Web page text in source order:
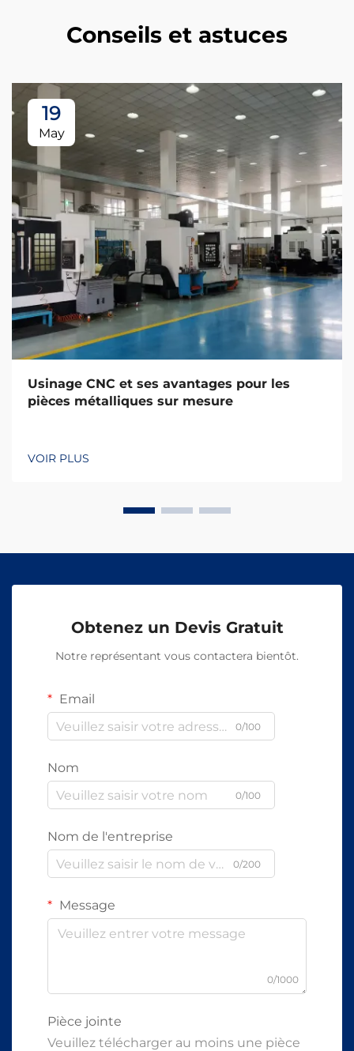
Conseils et astuces
19
May
Usinage CNC et ses avantages pour les
pièces métalliques sur mesure
VOIR PLUS
Obtenez un Devis Gratuit
Notre représentant vous contactera bientôt.
Email
0/100
Nom
0/100
Nom de l'entreprise
0/200
Message
0/1000
Pièce jointe
Veuillez télécharger au moins une pièce